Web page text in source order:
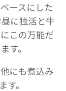
ースにした
に独活と牛
この万能だ
す。
にも煮込み
。